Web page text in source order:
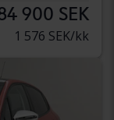
900 SEK
1 576 SEK/kk